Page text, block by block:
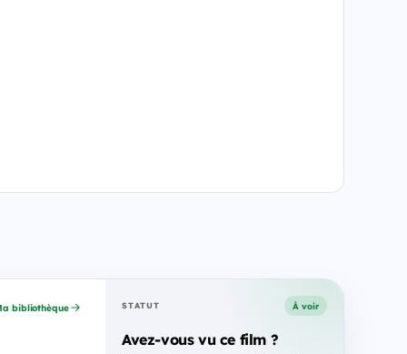
bibliothèque STATUT À voir
Avez-vous vu ce film ?